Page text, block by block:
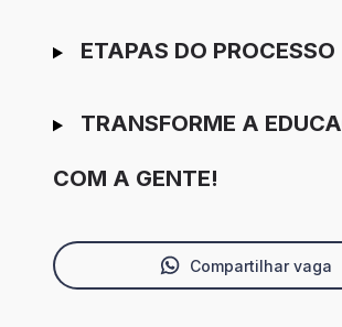
ETAPAS DO PROCESSO
TRANSFORME A
COM A GENTE!
Compartilhar vaga